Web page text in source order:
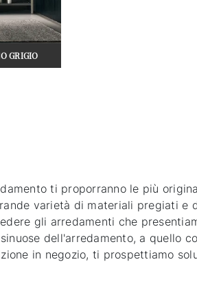
GRIGIO
ti proporranno le più
varietà di materiali pregiati e
gli arredamenti che
dell'arredamento, a quello
in negozio, ti prospettiamo